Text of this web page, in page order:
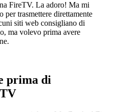
FireTV. La adoro! Ma mi
per trasmettere direttamente
siti web consigliano di
ma volevo prima avere
prima di